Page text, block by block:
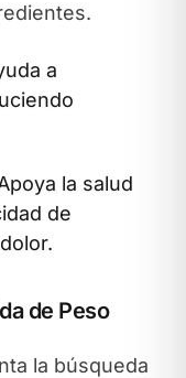
a
la salud
de
de Peso
la búsqueda